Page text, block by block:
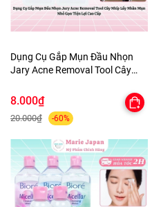
Dụng Cụ Gắp Mụn Đầu Nhọn
Jary Acne Removal Tool Cây
Tiện Lợi Cao Cấp
8.000₫
20.000₫ -60%